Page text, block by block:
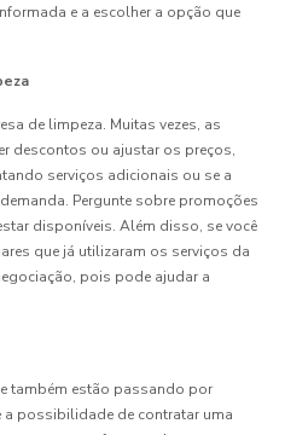
e a escolher a opção que
de limpeza. Muitas vezes, as
descontos ou ajustar os preços,
serviços adicionais ou se a
Pergunte sobre promoções
disponíveis. Além disso, se você
que já utilizaram os serviços da
pois pode ajudar a
também estão passando por
possibilidade de contratar uma